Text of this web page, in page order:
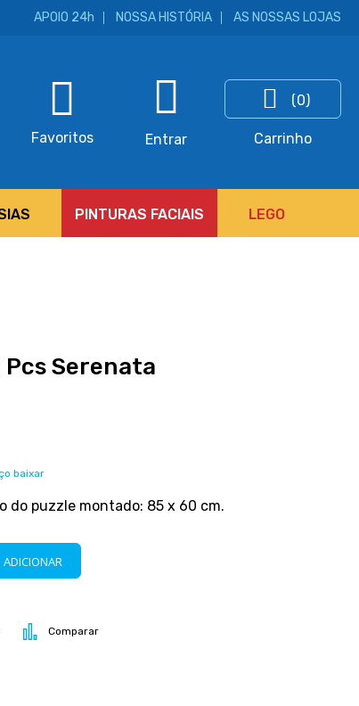
APOIO 24h NOSSA HISTÓRIA AS NOSSAS LOJAS
Favoritos Entrar
(0)
Carrinho
PINTURAS FACIAIS LEGO
Serenata
baixar
do puzzle montado: 85 x 60 cm.
ADICIONAR
Comparar